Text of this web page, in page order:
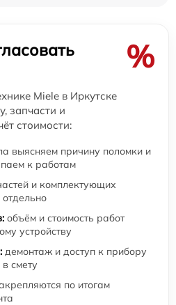
%
Miele в Иркутске
запчасти и
стоимости:
выясняем причину поломки и
к работам
и комплектующих
объём и стоимость работ
устройству
демонтаж и доступ к прибору
смету
по итогам